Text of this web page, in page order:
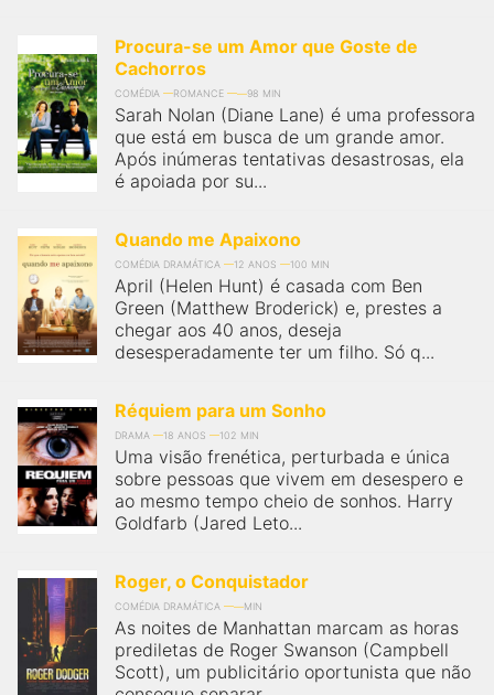
Procura-se um Amor que Goste de
Cachorros
COMÉDIA ROMANCE 98 MIN
Sarah Nolan (Diane Lane) é uma professora
que está em busca de um grande amor.
Após inúmeras tentativas desastrosas, ela
é apoiada por su...
Quando me Apaixono
COMÉDIA DRAMÁTICA 12 ANOS 100 MIN
April (Helen Hunt) é casada com Ben
Green (Matthew Broderick) e, prestes a
chegar aos 40 anos, deseja
desesperadamente ter um filho. Só q...
Réquiem para um Sonho
DRAMA 18 ANOS 102 MIN
Uma visão frenética, perturbada e única
sobre pessoas que vivem em desespero e
ao mesmo tempo cheio de sonhos. Harry
Goldfarb (Jared Leto...
Roger, o Conquistador
COMÉDIA DRAMÁTICA MIN
As noites de Manhattan marcam as horas
prediletas de Roger Swanson (Campbell
Scott), um publicitário oportunista que não